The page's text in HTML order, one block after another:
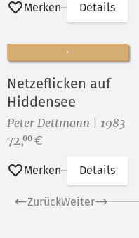
Merken Details
Netzeflicken auf
Hiddensee
Peter Dettmann | 1983
Preis:
72,00 €
Merken Details
ZurückWeiter